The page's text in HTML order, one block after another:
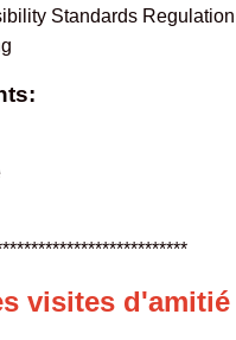
Standards
visites d'amitié